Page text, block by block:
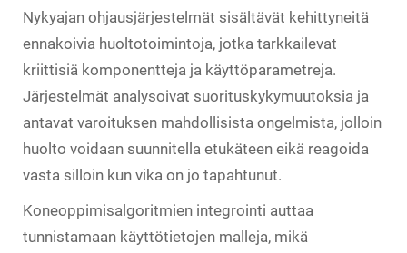
Nykyajan ohjausjärjestelmät sisältävät kehittyneitä
ennakoivia huoltotoimintoja, jotka tarkkailevat
kriittisiä komponentteja ja käyttöparametreja.
Järjestelmät analysoivat suorituskykymuutoksia ja
antavat varoituksen mahdollisista ongelmista, jolloin
huolto voidaan suunnitella etukäteen eikä reagoida
vasta silloin kun vika on jo tapahtunut.
Koneoppimisalgoritmien integrointi auttaa
tunnistamaan käyttötietojen malleja, mikä